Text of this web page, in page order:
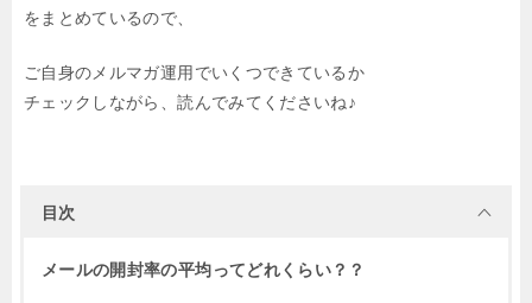
をまとめているので、
ご自身のメルマガ運用でいくつできているか
チェックしながら、読んでみてくださいね♪
目次
メールの開封率の平均ってどれくらい？？